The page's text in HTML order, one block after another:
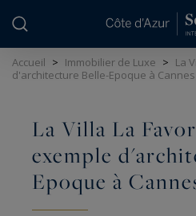
Accueil > Immobilier de Luxe > La
d'architecture Belle-Epoque à Cannes
La Villa La
exemple
Epoque à